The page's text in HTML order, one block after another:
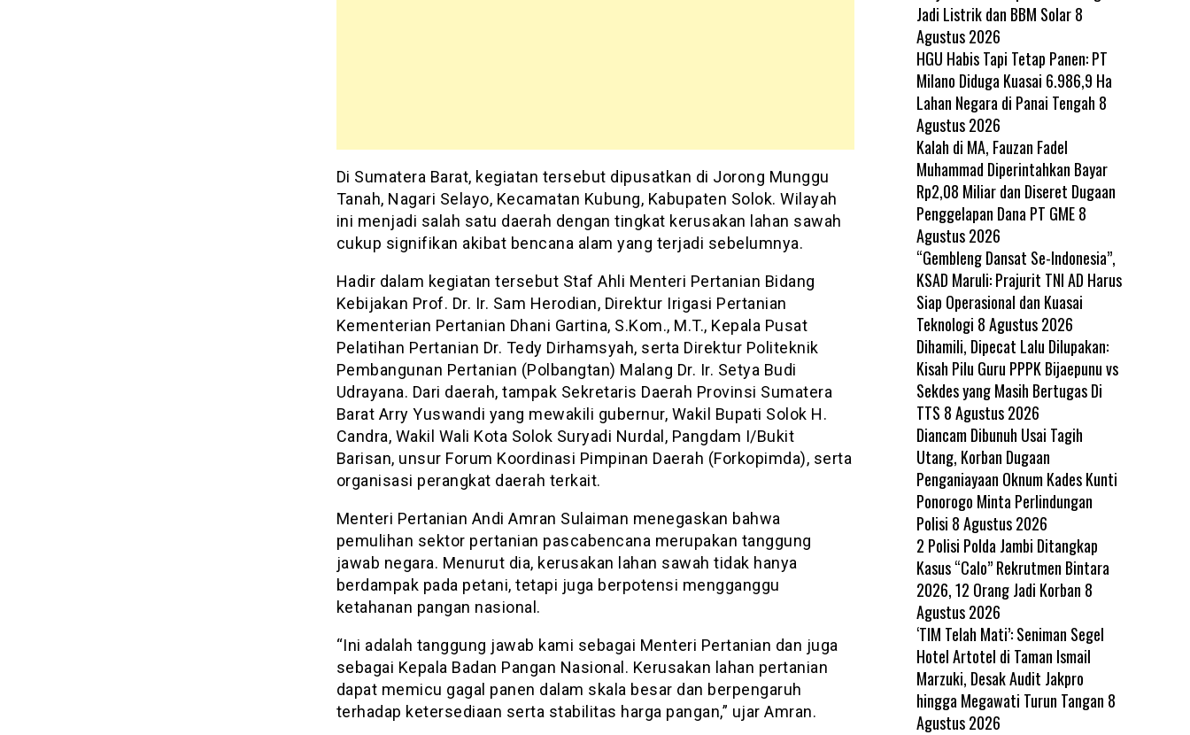
Di Sumatera Barat, kegiatan tersebut dipusatkan di Jorong Munggu
Tanah, Nagari Selayo, Kecamatan Kubung, Kabupaten Solok. Wilayah
ini menjadi salah satu daerah dengan tingkat kerusakan lahan sawah
cukup signifikan akibat bencana alam yang terjadi sebelumnya.
Hadir dalam kegiatan tersebut Staf Ahli Menteri Pertanian Bidang
Kebijakan Prof. Dr. Ir. Sam Herodian, Direktur Irigasi Pertanian
Kementerian Pertanian Dhani Gartina, S.Kom., M.T., Kepala Pusat
Pelatihan Pertanian Dr. Tedy Dirhamsyah, serta Direktur Politeknik
Pembangunan Pertanian (Polbangtan) Malang Dr. Ir. Setya Budi
Udrayana. Dari daerah, tampak Sekretaris Daerah Provinsi Sumatera
Barat Arry Yuswandi yang mewakili gubernur, Wakil Bupati Solok H.
Candra, Wakil Wali Kota Solok Suryadi Nurdal, Pangdam I/Bukit
Barisan, unsur Forum Koordinasi Pimpinan Daerah (Forkopimda), serta
organisasi perangkat daerah terkait.
Menteri Pertanian Andi Amran Sulaiman menegaskan bahwa
pemulihan sektor pertanian pascabencana merupakan tanggung
jawab negara. Menurut dia, kerusakan lahan sawah tidak hanya
berdampak pada petani, tetapi juga berpotensi mengganggu
ketahanan pangan nasional.
“Ini adalah tanggung jawab kami sebagai Menteri Pertanian dan juga
sebagai Kepala Badan Pangan Nasional. Kerusakan lahan pertanian
dapat memicu gagal panen dalam skala besar dan berpengaruh
terhadap ketersediaan serta stabilitas harga pangan,” ujar Amran.
Jadi Listrik dan BBM Solar 8
Agustus 2026
HGU Habis Tapi Tetap Panen: PT
Milano Diduga Kuasai 6.986,9 Ha
Lahan Negara di Panai Tengah 8
Agustus 2026
Kalah di MA, Fauzan Fadel
Muhammad Diperintahkan Bayar
Rp2,08 Miliar dan Diseret Dugaan
Penggelapan Dana PT GME 8
Agustus 2026
“Gembleng Dansat Se-Indonesia”,
KSAD Maruli: Prajurit TNI AD Harus
Siap Operasional dan Kuasai
Teknologi 8 Agustus 2026
Dihamili, Dipecat Lalu Dilupakan:
Kisah Pilu Guru PPPK Bijaepunu vs
Sekdes yang Masih Bertugas Di
TTS 8 Agustus 2026
Diancam Dibunuh Usai Tagih
Utang, Korban Dugaan
Penganiayaan Oknum Kades Kunti
Ponorogo Minta Perlindungan
Polisi 8 Agustus 2026
2 Polisi Polda Jambi Ditangkap
Kasus “Calo” Rekrutmen Bintara
2026, 12 Orang Jadi Korban 8
Agustus 2026
‘TIM Telah Mati’: Seniman Segel
Hotel Artotel di Taman Ismail
Marzuki, Desak Audit Jakpro
hingga Megawati Turun Tangan 8
Agustus 2026